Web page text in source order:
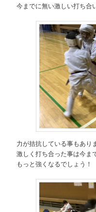
今までに無い激しい打ち合
力が拮抗している事もあり
激しく打ち合った事は今ま
もっと強くなるでしょう！